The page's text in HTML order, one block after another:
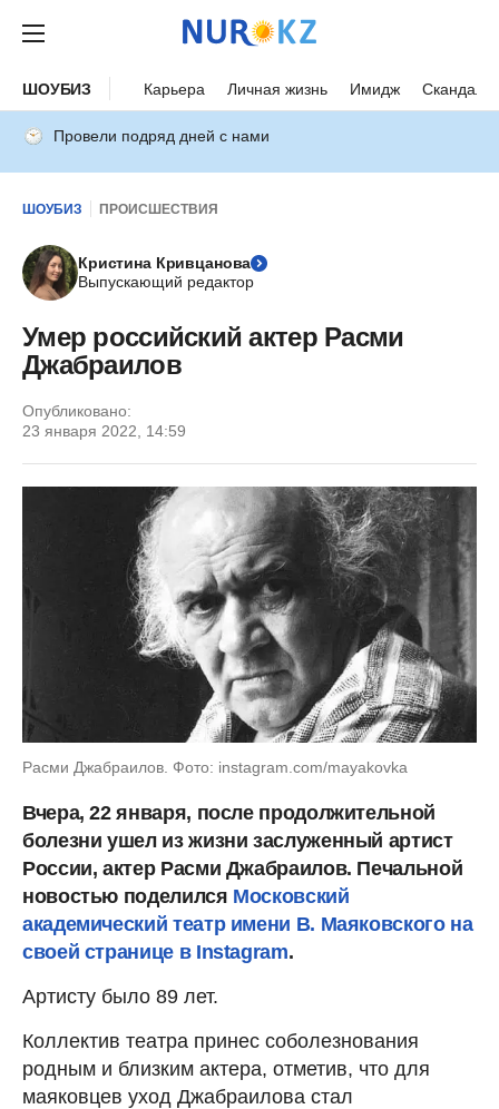
ШОУБИЗ Карьера Личная жизнь Имидж Скандалы
Провели подряд дней с нами
ШОУБИЗ ПРОИСШЕСТВИЯ
Кристина Кривцанова
Выпускающий редактор
Умер российский актер Расми
Джабраилов
Опубликовано:
23 января 2022, 14:59
Расми Джабраилов. Фото: instagram.com/mayakovka
Вчера, 22 января, после продолжительной
болезни ушел из жизни заслуженный артист
России, актер Расми Джабраилов. Печальной
новостью поделился Московский
академический театр имени В. Маяковского на
своей странице в Instagram.
Артисту было 89 лет.
Коллектив театра принес соболезнования
родным и близким актера, отметив, что для
маяковцев уход Джабраилова стал